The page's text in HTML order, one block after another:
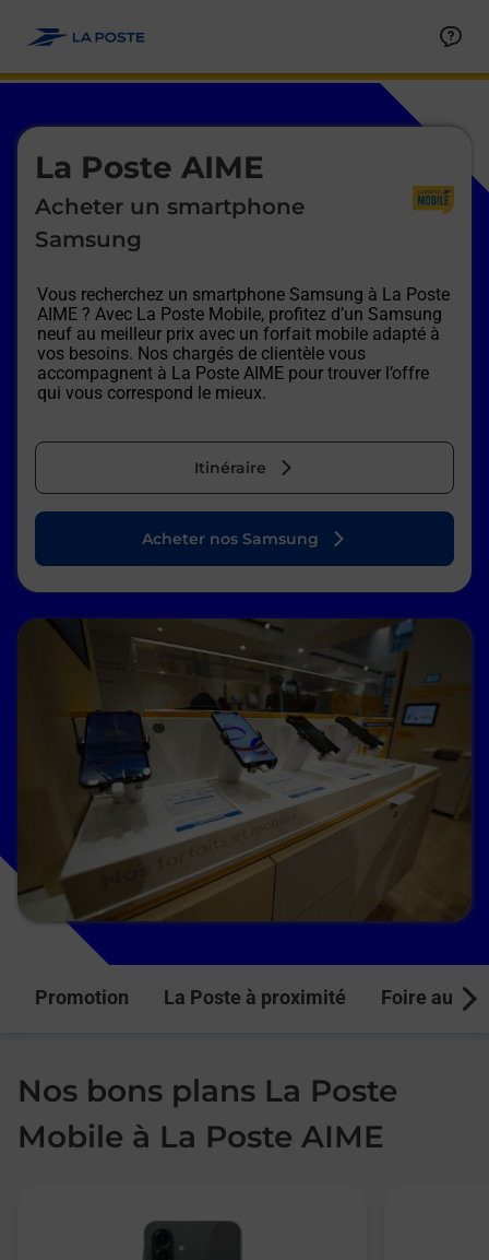
La Poste AIME
Acheter un smartphone
Samsung
Vous recherchez un smartphone Samsung à La Poste
AIME ? Avec La Poste Mobile, profitez d’un Samsung
neuf au meilleur prix avec un forfait mobile adapté à
vos besoins. Nos chargés de clientèle vous
accompagnent à La Poste AIME pour trouver l’offre
qui vous correspond le mieux.
Itinéraire
Le lien s'ouvre dans un nouvel onglet
Acheter nos Samsung
Promotion La Poste à proximité Foire aux
Nos bons plans La Poste
Mobile à La Poste AIME